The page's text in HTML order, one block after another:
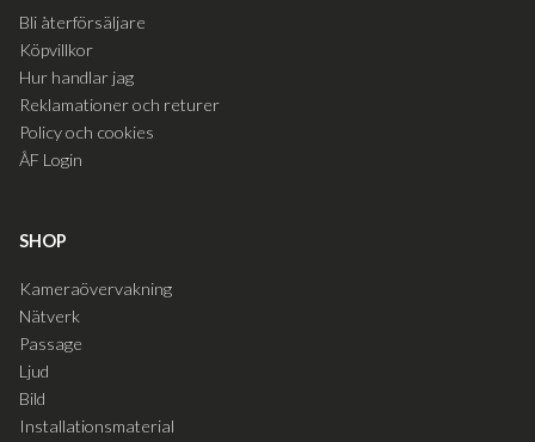
Bli återförsäljare
Köpvillkor
Hur handlar jag
Reklamationer och returer
Policy och cookies
ÅF Login
SHOP
Kameraövervakning
Nätverk
Passage
Ljud
Bild
Installationsmaterial